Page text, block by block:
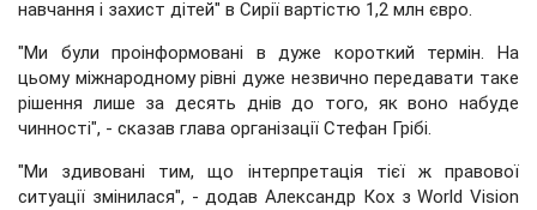
навчання і захист дітей" в Сирії вартістю 1,2 млн євро.
"Ми були проінформовані в дуже короткий термін. На
цьому міжнародному рівні дуже незвично передавати таке
рішення лише за десять днів до того, як воно набуде
чинності", - сказав глава організації Стефан Грібі.
"Ми здивовані тим, що інтерпретація тієї ж правової
ситуації змінилася", - додав Александр Кох з World Vision